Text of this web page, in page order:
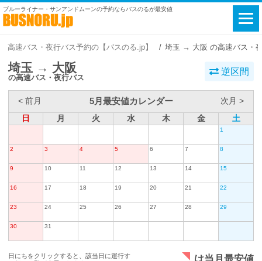
ブルーライナー・サンアンドムーンの予約ならバスのるが最安値
高速バス・夜行バス予約の【バスのる.jp】 埼玉 → 大阪 の高速バス・
埼玉 → 大阪
の高速バス・夜行バス
逆区間
< 前月 5月最安値カレンダー
次月 >
日
月 火 水 木 金 土
1
2 3 4 5 6 7 8
9 10 11 12 13 14 15
16 17 18 19 20 21 22
23 24 25 26 27 28 29
30 31
日にちをクリックすると、該当日に運行す